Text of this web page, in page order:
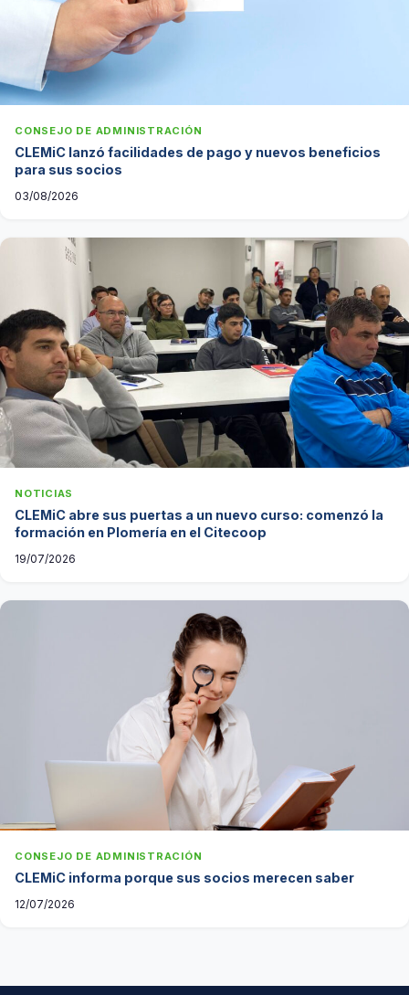
CONSEJO DE ADMINISTRACIÓN
CLEMiC lanzó facilidades de pago y nuevos beneficios
para sus socios
03/08/2026
NOTICIAS
CLEMiC abre sus puertas a un nuevo curso: comenzó la
formación en Plomería en el Citecoop
19/07/2026
CONSEJO DE ADMINISTRACIÓN
CLEMiC informa porque sus socios merecen saber
12/07/2026